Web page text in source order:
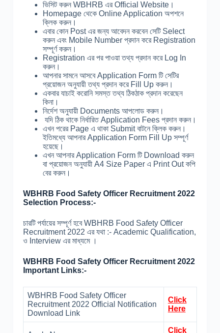
ভিসিট করুন WBHRB এর Official Website।
Homepage থেকে Online Application অপশনে
ক্লিক করুন।
এবার কোন Post এর জন্য আবেদন করবেন সেটি Select
করুন এবং Mobile Number প্রদান করে Registration
সম্পূর্ণ করুন।
Registration এর পর পাওয়া তথ্য প্রদান করে Log In
করুন।
আপনার সামনে আসবে Application Form টি সেটির
প্রয়োজন অনুযায়ী তথ্য প্রদান করে Fill Up করুন।
একবার যাচাই করোনি সমস্ত তথ্য ঠিকঠাক প্রদান করেছেন
কিনা।
নির্দেশ অনুযায়ী Documents আপলোড করুন।
যদি ঠিক থাকে নির্ধারিত Application Fees প্রদান করুন।
এখন পরের Page এ থাকা Submit বাটনে ক্লিক করুন।
ইতিমধ্যে আপনার Application Form Fill Up সম্পূর্ণ
হয়েছে।
এখন আপনার Application Form টি Download করুন
বা প্রয়োজন অনুযায়ী A4 Size Paper এ Print Out কপি
বের করুন।
WBHRB Food Safety Officer Recruitment 2022
Selection Process:-
চারটি পর্যায়ের সম্পূর্ণ হবে WBHRB Food Safety Officer
Recruitment 2022 এর যথা :- Academic Qualification,
ও Interview এর মাধ্যমে ।
WBHRB Food Safety Officer Recruitment 2022
Important Links:-
WBHRB Food Safety Officer
Recruitment 2022 Official Notification
Download Link
Click
Here
Click